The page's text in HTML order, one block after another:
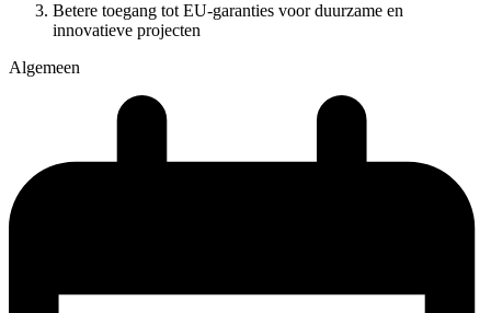
Betere toegang tot EU-garanties voor duurzame en
innovatieve projecten
Algemeen